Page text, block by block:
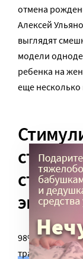
отмена
Алексей
выглядят
модели
ребенка на
еще
98% тех
тратят их на